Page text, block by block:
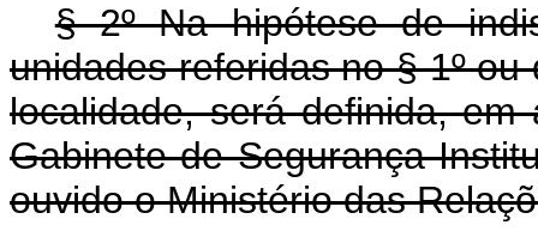
§ 2º Na hipótese de
unidades referidas no § 1º
localidade, será definida,
Gabinete de Segurança
ouvido o Ministério das